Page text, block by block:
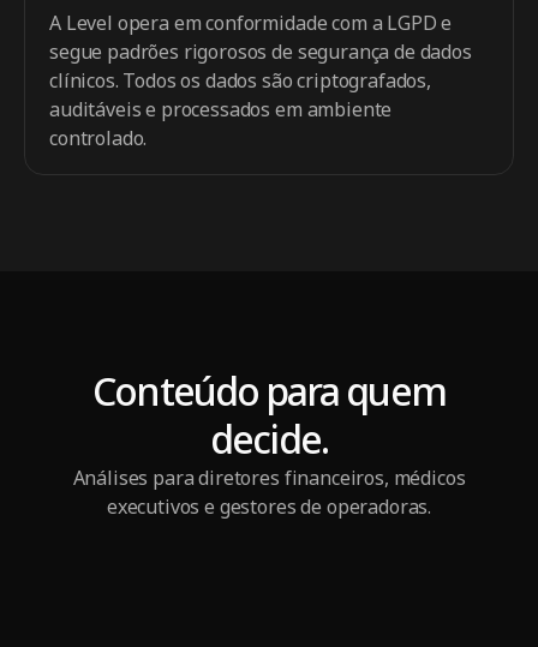
A Level opera em conformidade com a LGPD e
segue padrões rigorosos de segurança de dados
clínicos. Todos os dados são criptografados,
auditáveis e processados em ambiente
controlado.
Conteúdo para quem
decide.
Análises para diretores financeiros, médicos
executivos e gestores de operadoras.